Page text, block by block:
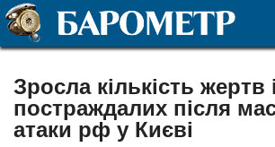
Зросла кількість жертв і
постраждалих після
атаки рф у Києві